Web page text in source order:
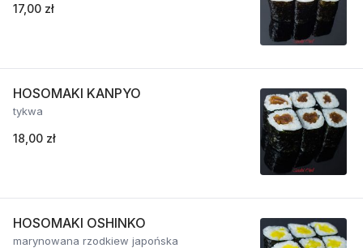
17,00 zł
HOSOMAKI KANPYO
tykwa
18,00 zł
HOSOMAKI OSHINKO
marynowana rzodkiew japońska